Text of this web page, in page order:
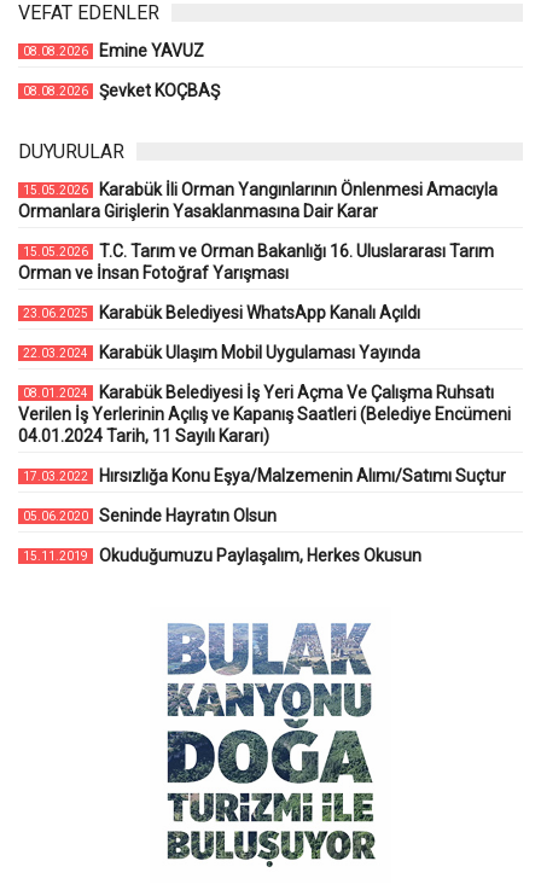
VEFAT EDENLER
08.08.2026 Emine YAVUZ
08.08.2026 Şevket KOÇBAŞ
DUYURULAR
15.05.2026
Karabük İli Orman Yangınlarının Önlenmesi Amacıyla
Ormanlara Girişlerin Yasaklanmasına Dair Karar
15.05.2026
T.C. Tarım ve Orman Bakanlığı 16. Uluslararası Tarım
Orman ve İnsan Fotoğraf Yarışması
23.06.2025 Karabük Belediyesi WhatsApp Kanalı Açıldı
22.03.2024 Karabük Ulaşım Mobil Uygulaması Yayında
08.01.2024
Karabük Belediyesi İş Yeri Açma Ve Çalışma Ruhsatı
Verilen İş Yerlerinin Açılış ve Kapanış Saatleri (Belediye Encümeni
04.01.2024 Tarih, 11 Sayılı Kararı)
17.03.2022 Hırsızlığa Konu Eşya/Malzemenin Alımı/Satımı Suçtur
05.06.2020 Seninde Hayratın Olsun
15.11.2019 Okuduğumuzu Paylaşalım, Herkes Okusun